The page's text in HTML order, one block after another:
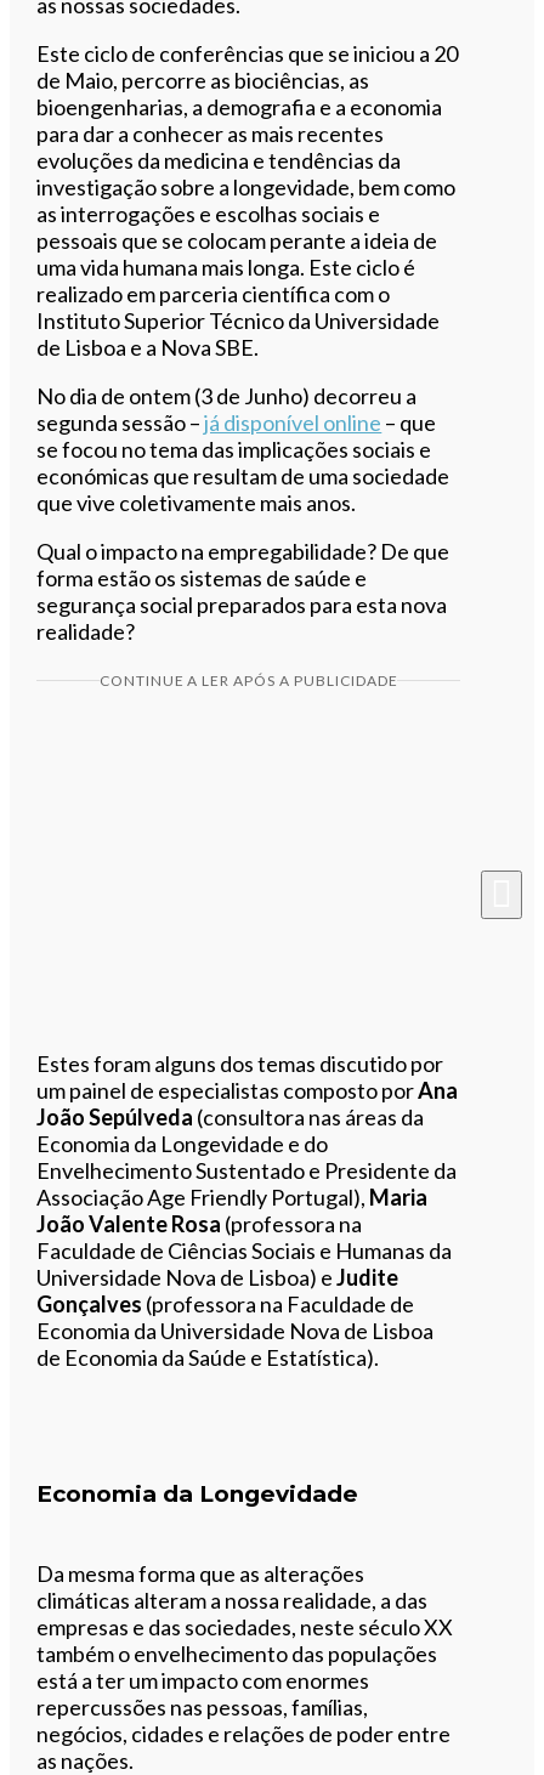
Este ciclo de conferências que se iniciou a 20
de Maio, percorre as biociências, as
bioengenharias, a demografia e a economia
para dar a conhecer as mais recentes
evoluções da medicina e tendências da
investigação sobre a longevidade, bem como
as interrogações e escolhas sociais e
pessoais que se colocam perante a ideia de
uma vida humana mais longa. Este ciclo é
realizado em parceria científica com o
Instituto Superior Técnico da Universidade
de Lisboa e a Nova SBE.
No dia de ontem (3 de Junho) decorreu a
segunda sessão –já disponível online – que
se focou no tema das implicações sociais e
económicas que resultam de uma sociedade
que vive coletivamente mais anos.
Qual o impacto na empregabilidade? De que
forma estão os sistemas de saúde e
segurança social preparados para esta nova
realidade?
CONTINUE A LER APÓS A PUBLICIDADE
Estes foram alguns dos temas discutido por
um painel de especialistas composto porAna
João Sepúlveda (consultora nas áreas da
Economia da Longevidade e do
Envelhecimento Sustentado e Presidente da
Associação Age Friendly Portugal), Maria
João Valente Rosa (professora na
Faculdade de Ciências Sociais e Humanas da
Universidade Nova de Lisboa) eJudite
Gonçalves (professora na Faculdade de
Economia da Universidade Nova de Lisboa
de Economia da Saúde e Estatística).
Economia da Longevidade
Da mesma forma que as alterações
climáticas alteram a nossa realidade, a das
empresas e das sociedades, neste século XX
também o envelhecimento das populações
está a ter um impacto com enormes
repercussões nas pessoas, famílias,
negócios, cidades e relações de poder entre
as nações.